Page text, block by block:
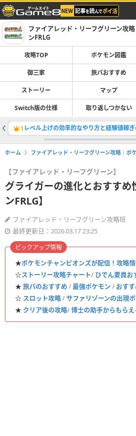
ファイアレッド・リーフグリーン攻
ンFRLG
攻略TOP ポケモン図鑑
御三家 旅パおすすめ
ストーリー マップ
Switch版の仕様 取り返しつかない
1 レベル上げの効率的なやり方と経験値稼
ホーム ファイアレッド・リーフグリーン攻略｜ポ
【ファイアレッド・リーフグリーン】
グライガーの進化とおすすめ
ンFRLG】
ファイアレッド・リーフグリーン攻略班
最終更新日：2026.03.17 23:25
★ポケモンチャンピオンズが配信！攻略
☆ストーリー攻略チャート/ ひでん要員お
★旅パのおすすめ /最強ポケモン / おす
☆ スロット攻略/サファリゾーンの出現
★ クリア後の攻略/博士の助手からもら
ピックアップ情報